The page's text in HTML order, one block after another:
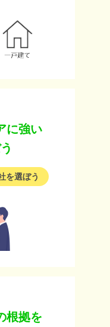
に強い
を選ぼう
根拠を